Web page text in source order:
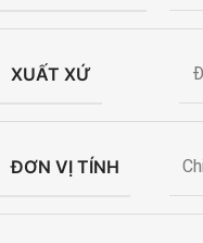
XUẤT XỨ
ĐƠN VỊ TÍNH